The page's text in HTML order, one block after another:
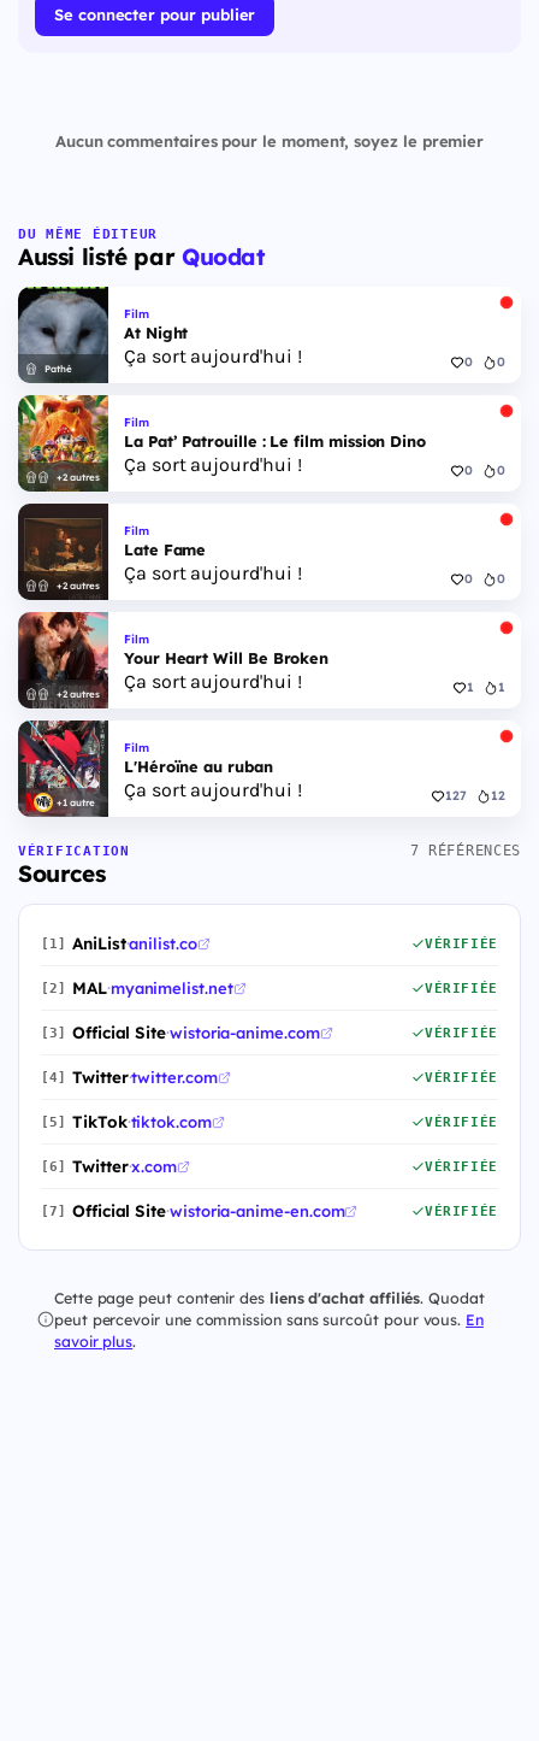
Se connecter pour publier
Aucun commentaires pour le moment, soyez le premier
DU MÊME ÉDITEUR
Aussi listé par Quodat
Pathé
Film
At Night
Ça sort aujourd'hui ! 0 0
+2 autres
Film
La Pat’ Patrouille : Le film mission Dino
Ça sort aujourd'hui ! 0 0
+2 autres
Film
Late Fame
Ça sort aujourd'hui ! 0 0
+2 autres
Film
Your Heart Will Be Broken
Ça sort aujourd'hui ! 1 1
+1 autre
Film
L'Héroïne au ruban
Ça sort aujourd'hui ! 127 12
VÉRIFICATION
Sources
7 RÉFÉRENCES
[1] AniList·anilist.co VÉRIFIÉE
[2] MAL·myanimelist.net VÉRIFIÉE
[3] Official Site·wistoria-anime.com VÉRIFIÉE
[4] Twitter·twitter.com VÉRIFIÉE
[5] TikTok·tiktok.com VÉRIFIÉE
[6] Twitter·x.com VÉRIFIÉE
[7] Official Site·wistoria-anime-en.com VÉRIFIÉE
Cette page peut contenir des liens d'achat affiliés. Quodat
peut percevoir une commission sans surcoût pour vous. En
savoir plus.